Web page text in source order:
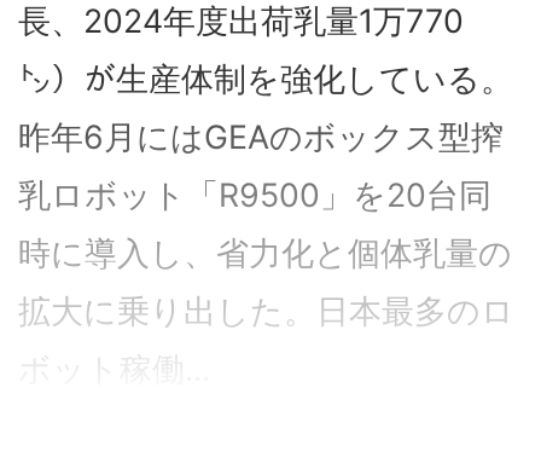
長、2024年度出荷乳量1万770
㌧）が生産体制を強化している。
昨年6月にはGEAのボックス型搾
乳ロボット「R9500」を20台同
時に導入し、省力化と個体乳量の
拡大に乗り出した。日本最多のロ
ボット稼働...